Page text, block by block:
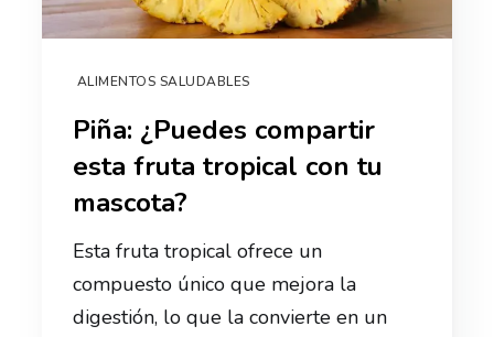
ALIMENTOS SALUDABLES
Piña: ¿Puedes compartir
esta fruta tropical con tu
mascota?
Esta fruta tropical ofrece un
compuesto único que mejora la
digestión, lo que la convierte en un